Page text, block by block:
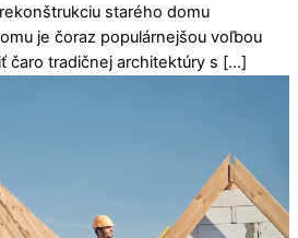
starého domu
je čoraz populárnejšou voľbou
čaro tradičnej architektúry s […]